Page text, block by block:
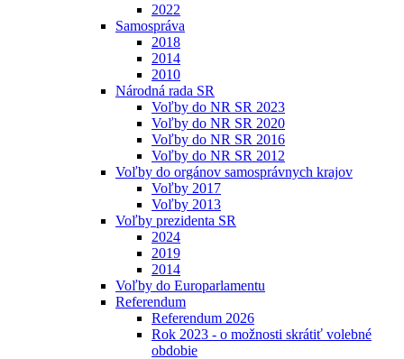
2022
Samospráva
2018
2014
2010
Národná rada SR
Voľby do NR SR 2023
Voľby do NR SR 2020
Voľby do NR SR 2016
Voľby do NR SR 2012
Voľby do orgánov samosprávnych krajov
Voľby 2017
Voľby 2013
Voľby prezidenta SR
2024
2019
2014
Voľby do Europarlamentu
Referendum
Referendum 2026
Rok 2023 - o možnosti skrátiť volebné
obdobie